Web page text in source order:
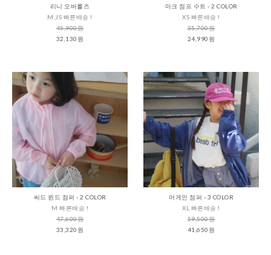
리니 오버롤즈
M,JS 빠른배송 !
45,900원
32,130원
마크 점프 수트 - 2 COLOR
XS 빠른배송 !
35,700원
24,990원
씨드 윈드 점퍼 - 2 COLOR
M 빠른배송 !
47,600원
33,320원
어게인 점퍼 - 3 COLOR
XL 빠른배송 !
59,500원
41,650원